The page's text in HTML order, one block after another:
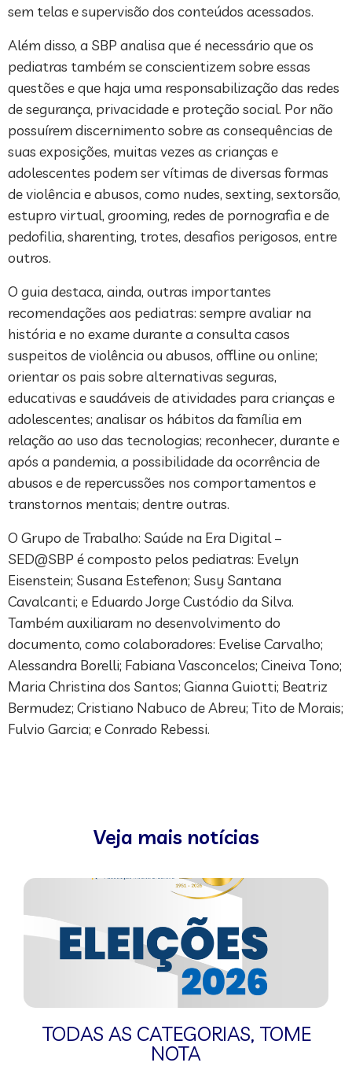
sem telas e supervisão dos conteúdos acessados.
Além disso, a SBP analisa que é necessário que os
pediatras também se conscientizem sobre essas
questões e que haja uma responsabilização das redes
de segurança, privacidade e proteção social. Por não
possuírem discernimento sobre as consequências de
suas exposições, muitas vezes as crianças e
adolescentes podem ser vítimas de diversas formas
de violência e abusos, como nudes, sexting, sextorsão,
estupro virtual, grooming, redes de pornografia e de
pedofilia, sharenting, trotes, desafios perigosos, entre
outros.
O guia destaca, ainda, outras importantes
recomendações aos pediatras: sempre avaliar na
história e no exame durante a consulta casos
suspeitos de violência ou abusos, offline ou online;
orientar os pais sobre alternativas seguras,
educativas e saudáveis de atividades para crianças e
adolescentes; analisar os hábitos da família em
relação ao uso das tecnologias; reconhecer, durante e
após a pandemia, a possibilidade da ocorrência de
abusos e de repercussões nos comportamentos e
transtornos mentais; dentre outras.
O Grupo de Trabalho: Saúde na Era Digital –
SED@SBP é composto pelos pediatras: Evelyn
Eisenstein; Susana Estefenon; Susy Santana
Cavalcanti; e Eduardo Jorge Custódio da Silva.
Também auxiliaram no desenvolvimento do
documento, como colaboradores: Evelise Carvalho;
Alessandra Borelli; Fabiana Vasconcelos; Cineiva Tono;
Maria Christina dos Santos; Gianna Guiotti; Beatriz
Bermudez; Cristiano Nabuco de Abreu; Tito de Morais;
Fulvio Garcia; e Conrado Rebessi.
Veja mais notícias
TODAS AS CATEGORIAS, TOME
NOTA